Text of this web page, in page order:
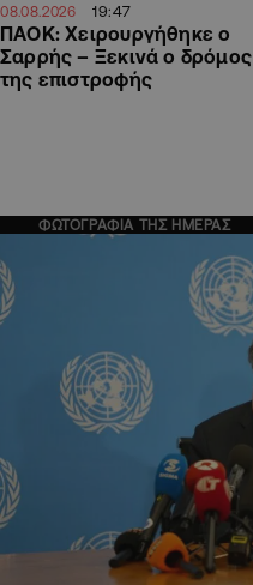
08.08.2026 19:47
ΠΑΟΚ: Χειρουργήθηκε ο
Σαρρής – Ξεκινά ο δρόμος
της επιστροφής
ΦΩΤΟΓΡΑΦΙΑ ΤΗΣ ΗΜΕΡΑΣ